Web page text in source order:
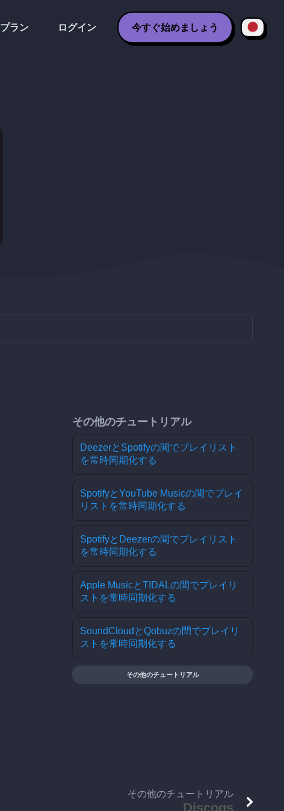
プラン ログイン 今すぐ始めましょう
その他のチュートリアル
DeezerとSpotifyの間でプレイリスト
を常時同期化する
SpotifyとYouTube Musicの間でプレイ
リストを常時同期化する
SpotifyとDeezerの間でプレイリスト
を常時同期化する
Apple MusicとTIDALの間でプレイリ
ストを常時同期化する
SoundCloudとQobuzの間でプレイリ
ストを常時同期化する
その他のチュートリアル
その他のチュートリアル
Discogs